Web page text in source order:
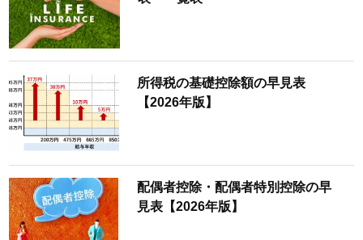
所得税の基礎控除額の早見表
【2026年版】
配偶者控除・配偶者特別控除の早
見表【2026年版】